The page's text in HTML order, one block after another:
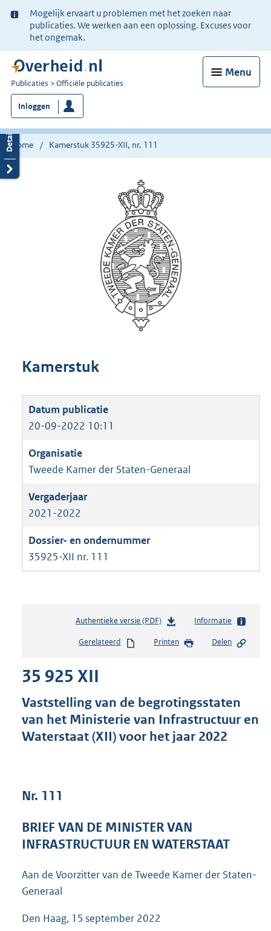
Ter
informatie:
Mogelijk ervaart u problemen met het zoeken naar
publicaties. We werken aan een oplossing. Excuses voor
het ongemak.
Menu
U
bent
nu
hier:
Publicaties Officiële publicaties
Inloggen
Home Kamerstuk 35925-XII, nr. 111
Kamerstuk
20-09-2022 10:11
Tweede Kamer der Staten-Generaal
2021-2022
35925-XII nr. 111
Authentieke versie (PDF)b
s
s
g
r
4
K
Informatie
Gerelateerd Printen Delen
35 925 XII
Vaststelling van de begrotingsstaten
van het Ministerie van Infrastructuur en
Waterstaat (XII) voor het jaar 2022
Nr. 111
BRIEF VAN DE MINISTER VAN
INFRASTRUCTUUR EN WATERSTAAT
Aan de Voorzitter van de Tweede Kamer der Staten-
Generaal
Den Haag, 15 september 2022